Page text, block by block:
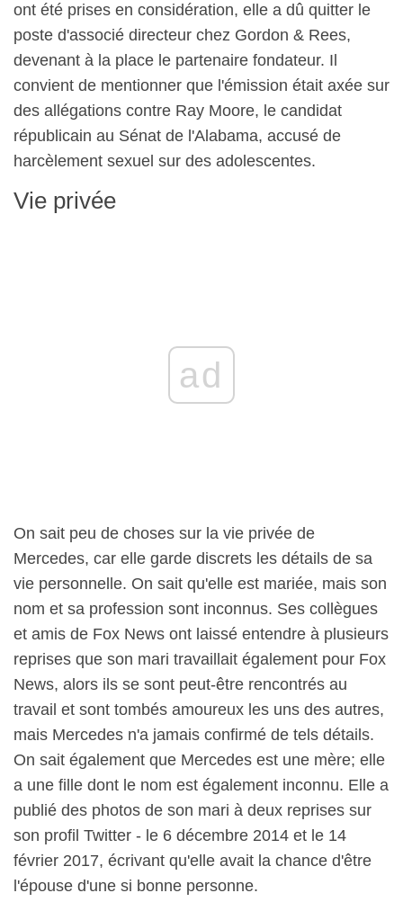
ont été prises en considération, elle a dû quitter le
poste d'associé directeur chez Gordon & Rees,
devenant à la place le partenaire fondateur. Il
convient de mentionner que l'émission était axée sur
des allégations contre Ray Moore, le candidat
républicain au Sénat de l'Alabama, accusé de
harcèlement sexuel sur des adolescentes.
Vie privée
ad
On sait peu de choses sur la vie privée de
Mercedes, car elle garde discrets les détails de sa
vie personnelle. On sait qu'elle est mariée, mais son
nom et sa profession sont inconnus. Ses collègues
et amis de Fox News ont laissé entendre à plusieurs
reprises que son mari travaillait également pour Fox
News, alors ils se sont peut-être rencontrés au
travail et sont tombés amoureux les uns des autres,
mais Mercedes n'a jamais confirmé de tels détails.
On sait également que Mercedes est une mère; elle
a une fille dont le nom est également inconnu. Elle a
publié des photos de son mari à deux reprises sur
son profil Twitter - le 6 décembre 2014 et le 14
février 2017, écrivant qu'elle avait la chance d'être
l'épouse d'une si bonne personne.